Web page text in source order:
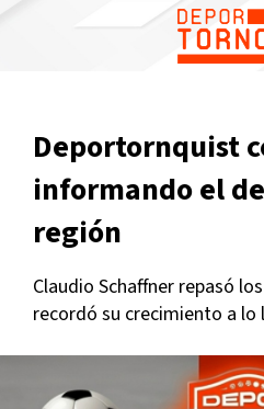
Deportornquist
informando el
región
Claudio Schaffner repasó
recordó su crecimiento a lo